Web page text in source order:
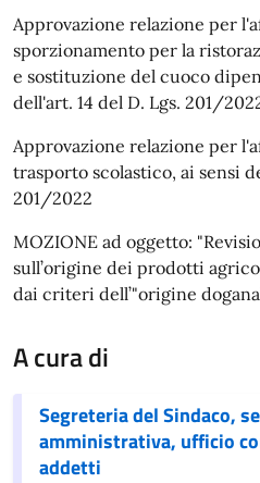
Approvazione relazione per
sporzionamento per la
e sostituzione del cuoco
dell'art. 14 del D. Lgs. 201/
Approvazione relazione per
trasporto scolastico, ai sensi
201/2022
MOZIONE ad oggetto:
sull’origine dei prodotti
dai criteri dell’"origine
A cura di
Segreteria del Sindaco,
amministrativa, ufficio
addetti